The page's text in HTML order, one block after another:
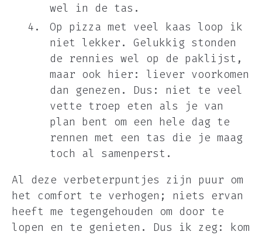
wel in de tas.
Op pizza met veel kaas loop ik
niet lekker. Gelukkig stonden
de rennies wel op de paklijst,
maar ook hier: liever voorkomen
dan genezen. Dus: niet te veel
vette troep eten als je van
plan bent om een hele dag te
rennen met een tas die je maag
toch al samenperst.
Al deze verbeterpuntjes zijn puur om
het comfort te verhogen; niets ervan
heeft me tegengehouden om door te
lopen en te genieten. Dus ik zeg: kom